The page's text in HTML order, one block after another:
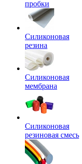
пробки
Силиконовая
резина
Силиконовая
мембрана
Силиконовая
резиновая смесь